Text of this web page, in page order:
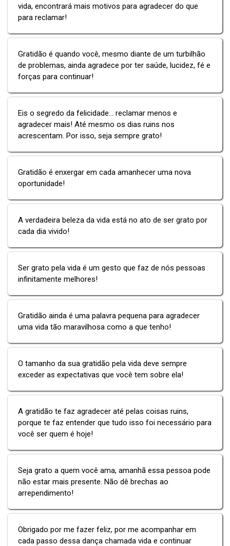
vida, encontrará mais motivos para agradecer do que
para reclamar!
Gratidão é quando você, mesmo diante de um turbilhão
de problemas, ainda agradece por ter saúde, lucidez, fé e
forças para continuar!
Eis o segredo da felicidade... reclamar menos e
agradecer mais! Até mesmo os dias ruins nos
acrescentam. Por isso, seja sempre grato!
Gratidão é enxergar em cada amanhecer uma nova
oportunidade!
A verdadeira beleza da vida está no ato de ser grato por
cada dia vivido!
Ser grato pela vida é um gesto que faz de nós pessoas
infinitamente melhores!
Gratidão ainda é uma palavra pequena para agradecer
uma vida tão maravilhosa como a que tenho!
O tamanho da sua gratidão pela vida deve sempre
exceder as expectativas que você tem sobre ela!
A gratidão te faz agradecer até pelas coisas ruins,
porque te faz entender que tudo isso foi necessário para
você ser quem é hoje!
Seja grato a quem você ama, amanhã essa pessoa pode
não estar mais presente. Não dê brechas ao
arrependimento!
Obrigado por me fazer feliz, por me acompanhar em
cada passo dessa dança chamada vida e continuar